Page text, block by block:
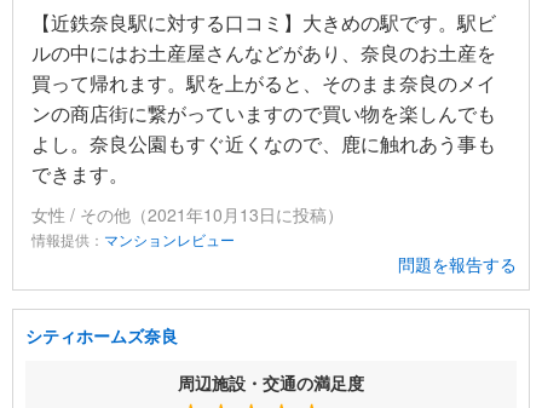
【近鉄奈良駅に対する口コミ】大きめの駅です。駅ビ
ルの中にはお土産屋さんなどがあり、奈良のお土産を
買って帰れます。駅を上がると、そのまま奈良のメイ
ンの商店街に繋がっていますので買い物を楽しんでも
よし。奈良公園もすぐ近くなので、鹿に触れあう事も
できます。
女性 / その他（2021年10月13日に投稿）
情報提供： マンションレビュー
問題を報告する
シティホームズ奈良
周辺施設・交通の満足度